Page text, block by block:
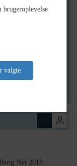
Nyt 2018
valgte